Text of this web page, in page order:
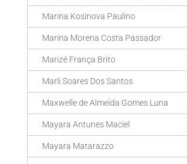
Marina Kosinova Paulino
Marina Morena Costa Passador
Marizé França Brito
Marli Soares Dos Santos
Maxwelle de Almeida Gomes Luna
Mayara Antunes Maciel
Mayara Matarazzo